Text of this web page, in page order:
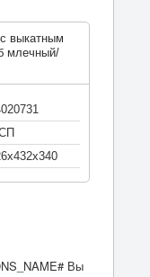
выкатным
млечный/
Вы